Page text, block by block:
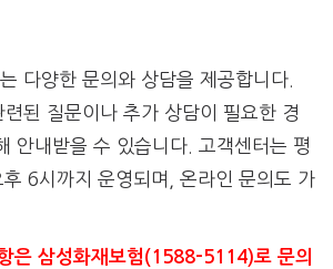
다양한 문의와 상담을 제공합니다.
된 질문이나 추가 상담이 필요한 경
안내받을 수 있습니다. 고객센터는 평
6시까지 운영되며, 온라인 문의도 가
은 삼성화재보험(1588-5114)로 문의